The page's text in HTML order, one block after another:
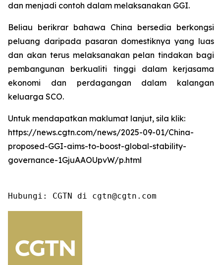
dan menjadi contoh dalam melaksanakan GGI.
Beliau berikrar bahawa China bersedia berkongsi
peluang daripada pasaran domestiknya yang luas
dan akan terus melaksanakan pelan tindakan bagi
pembangunan berkualiti tinggi dalam kerjasama
ekonomi dan perdagangan dalam kalangan
keluarga SCO.
Untuk mendapatkan maklumat lanjut, sila klik:
https://news.cgtn.com/news/2025-09-01/China-
proposed-GGI-aims-to-boost-global-stability-
governance-1GjuAAOUpvW/p.html
Hubungi: CGTN di cgtn@cgtn.com